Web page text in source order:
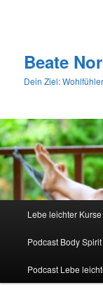
Beate
Dein Ziel:
Lebe leichter Kurse
Podcast Body
Podcast Lebe